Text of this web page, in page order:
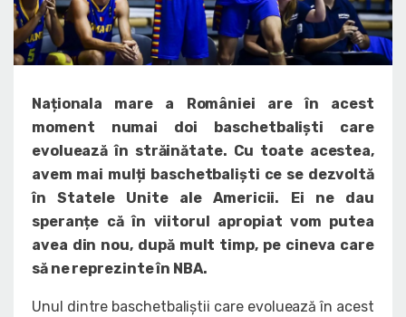
Naționala mare a României are în acest
moment numai doi baschetbaliști care
evoluează în străinătate. Cu toate acestea,
avem mai mulți baschetbaliști ce se dezvoltă
în Statele Unite ale Americii. Ei ne dau
speranțe că în viitorul apropiat vom putea
avea din nou, după mult timp, pe cineva care
să ne reprezinte în NBA.
Unul dintre baschetbaliștii care evoluează în acest